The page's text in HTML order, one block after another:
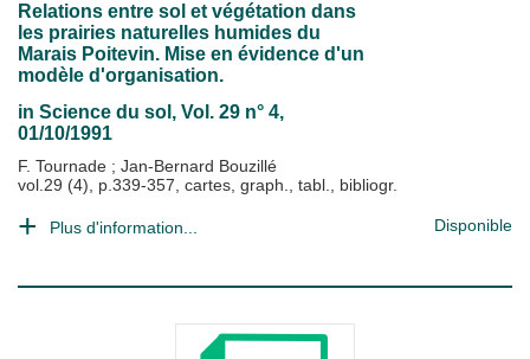
Relations entre sol et végétation dans
les prairies naturelles humides du
Marais Poitevin. Mise en évidence d'un
modèle d'organisation.
in Science du sol , Vol. 29 n° 4,
01/10/1991
F. Tournade ; Jan-Bernard Bouzillé
vol.29 (4), p.339-357, cartes, graph., tabl., bibliogr.
Plus d'information... Disponible